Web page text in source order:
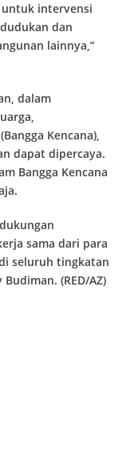
untuk intervensi
dan
lainnya,”
dalam
Kencana),
dapat dipercaya.
Bangga Kencana
sama dari para
seluruh tingkatan
(RED/AZ)